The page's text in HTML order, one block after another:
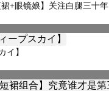
+眼镜娘】关注白腿三十年
イ】